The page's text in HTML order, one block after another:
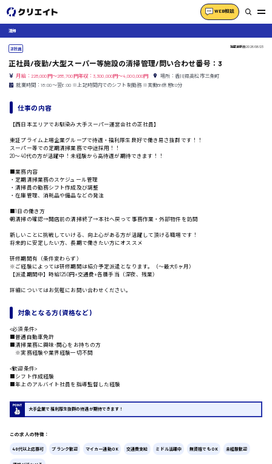
WEB相談
組立、加工
製造オペレーター
検品・包装・箱詰め
ピッキング・仕分け
フォークリフト
医師
介護職
看護助手
広島市東区
広島市南区
時給1300円～
清掃
正社員 掲載更新日2026/06/23
正社員/夜勤/大型スーパー等施設の清掃管理/問い合わせ番号：3
月給：228,000円～285,700円年収：3,300,000円～4,000,000円
場所：香川県高松市三条町
就業時間：18:00〜翌6:00 ※上記時間内でのシフト制勤務 ※実働8h休憩60分
仕事の内容
【西日本エリアでお馴染み大手スーパー運営会社の正社員】
東証プライム上場企業グループで待遇・福利厚生良好で働き易さ抜群です！！
スーパー等での定期清掃業務で中途採用！！
20〜40代の方が活躍中！未経験から高待遇が期待できます！！
■業務内容
・定期清掃業務のスケジュール管理
・清掃員の勤務シフト作成及び調整
・在庫管理、消耗品や備品などの発注
■1日の働き方
朝清掃の確認→開店前の清掃終了→本社へ戻って事務作業・外部物件を訪問
新しいことに挑戦していける、向上心がある方が活躍して頂ける職場です！
将来的に安定したい方、長期で働きたい方にオススメ
研修期間有（条件変わらず）
※ご経験によっては研修期間は紹介予定派遣となります。（〜最大6ヶ月）
【派遣期間中】時給1250円+交通費+各種手当（深夜、残業）
詳細についてはお気軽にお問い合わせください。
対象となる方 (資格など)
<必須条件>
■普通自動車免許
■清掃業務に興味･関心をお持ちの方
※実務経験や業界経験一切不問
<歓迎条件>
■シフト作成経験
■年上のアルバイト社員を指導監督した経験
大手企業で福利厚生抜群の待遇が期待できます！
この求人の特徴：
40代以上応募可 ブランク歓迎 マイカー通勤OK 交通費支給 ミドル活躍中 無資格でもOK 未経験歓迎